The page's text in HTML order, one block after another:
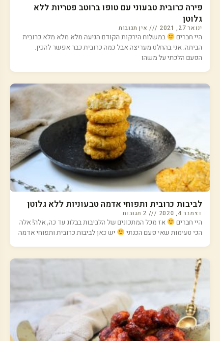
פירה כרובית טבעוני עם טופו ברוטב פטריות ללא
גלוטן
ינואר 27, 2021 אין תגובות
היי חברים
במשלוח הירקות הקודם הגיעה מלא מלא מלא כרובית
הביתה. אני בהחלט מעריצה אבל כמה כרובית כבר אפשר להכין.
הפעם הלכתי על משהו
לביבות כרובית ותפוחי אדמה טבעוניות ללא גלוטן
דצמבר 4, 2020
היי חברים
אז מכל המתכונים של הלביבות בבלוג עד כה, אלה! אלה
הכי טעימות שאי פעם הכנתי
יש כאן לביבות כרובית ותפוחי אדמה